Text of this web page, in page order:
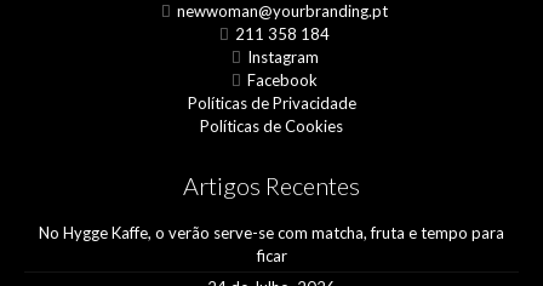
newwoman@yourbranding.pt
211 358 184
Instagram
Facebook
Políticas de Privacidade
Políticas de Cookies
Artigos Recentes
No Hygge Kaffe, o verão serve-se com matcha, fruta e tempo para
ficar